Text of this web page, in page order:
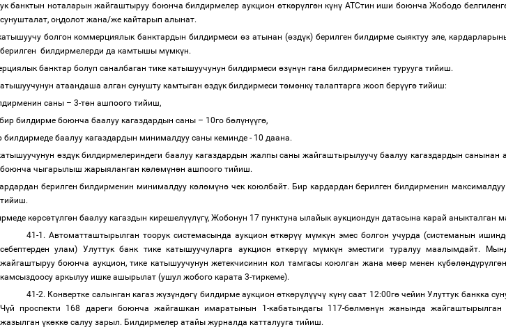
банктын ноталарын жайгаштыруу боюнча билдирмелер аукцион өткөрүлгөн күнү АТСтин иши боюнча Жободо
сунушталат, оңдолот жана/же кайтарып алынат.
болгон коммерциялык банктардын билдирмеси өз атынан (өздүк) берилген билдирме сыяктуу эле,
берилген билдирмелерди да камтышы мүмкүн.
банктар болуп саналбаган тике катышуучунун билдирмеси өзүнүн гана билдирмесинен турууга тийиш.
атаандаша алган сунушту камтыган өздүк билдирмеси төмөнкү талаптарга жооп берүүгө тийиш:
саны – 3-төн ашпоого тийиш,
билдирме боюнча баалуу кагаздардын саны – 10го бөлүнүүгө,
билдирмеде баалуу кагаздардын минималдуу саны кеминде - 10 даана.
өздүк билдирмелериндеги баалуу кагаздардын жалпы саны жайгаштырылуучу баалуу кагаздардын санынан
боюнча чыгарылыш жарыяланган көлөмүнөн ашпоого тийиш.
берилген билдирменин минималдуу көлөмүнө чек коюлбайт. Бир кардардан берилген билдирменин
тийиш.
көрсөтүлгөн баалуу кагаздын кирешелүүлүгү, Жобонун 17 пунктуна ылайык аукциондун датасына карай аныкталган
41-1. Автоматташтырылган тоорук системасында аукционөткөрүү мүмкүн эмес болгон учурда (системанын
себептерден улам) Улуттук банк тике катышуучуларга аукционөткөрүү мүмкүн эместиги туралуу маалымдайт.
жайгаштыруу боюнча аукцион, тике катышуучунун жетекчисинин кол тамгасы коюлган жана мөөр менен күбөлөндүрүлгө
камсыздоосу аркылуу ишке ашырылат (ушул жобого карата 3-тиркеме).
41-2. Конвертке салынган кагаз жүзүндөгү билдирме аукционөткөрүлүүчү күнүсаат 12:00гөчейин Улуттук банкка
Чүй проспекти 168 дареги боюнча жайгашкан имаратынын 1-кабатындагы 117-бөлмөнүн жанында жайгаштырылган
жазылган үкөккө салуу зарыл. Билдирмелер атайы журналда катталууга тийиш.